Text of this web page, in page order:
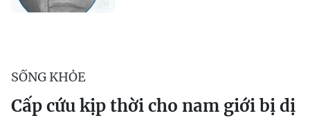
SỐNG KHỎE
Cấp cứu kịp thời cho nam giới bị dị